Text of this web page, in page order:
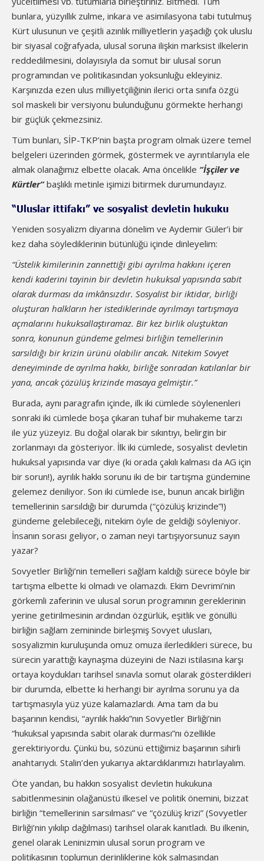
bunlara, yüzyıllık zulme, inkara ve asimilasyona tabi tutulmuş
Kürt ulusunun ve çeşitli azınlık milliyetlerin yaşadığı çok uluslu
bir siyasal coğrafyada, ulusal soruna ilişkin marksist ilkelerin
reddedilmesini, dolayısıyla da somut bir ulusal sorun
programından ve politikasından yoksunluğu ekleyiniz.
Karşınızda ezen ulus milliyetçiliğinin ilerici orta sınıfa özgü
sol maskeli bir versiyonu bulunduğunu görmekte herhangi
bir güçlük çekmezsiniz.
Tüm bunları, SİP-TKP’nin başta program olmak üzere temel
belgeleri üzerinden görmek, göstermek ve ayrıntılarıyla ele
almak olanağımız elbette olacak. Ama öncelikle “İşçiler ve
Kürtler”başlıklı metinle işimizi bitirmek durumundayız.
“Uluslar ittifakı” ve sosyalist devletin hukuku
Yeniden sosyalizm diyarına dönelim ve Aydemir Güler’i bir
kez daha söylediklerinin bütünlüğü içinde dinleyelim:
“Üstelik kimilerinin zannettiği gibi ayrılma hakkını içeren
kendi kaderini tayinin bir devletin hukuksal yapısında sabit
olarak durması da imkânsızdır. Sosyalist bir iktidar, birliği
oluşturan halkların her istediklerinde ayrılmayı tartışmaya
açmalarını hukuksallaştıramaz. Bir kez birlik oluştuktan
sonra, konunun gündeme gelmesi birliğin temellerinin
sarsıldığı bir krizin ürünü olabilir ancak. Nitekim Sovyet
deneyiminde de ayrılma hakkı, birliğe sonradan katılanlar bir
yana, ancak çözülüş krizinde masaya gelmiştir.”
Burada, aynı paragrafın içinde, ilk iki cümlede söylenenleri
sonraki iki cümlede boşa çıkaran tuhaf bir muhakeme tarzı
ile yüz yüzeyiz. Bu doğal olarak bir sıkıntıyı, belirgin bir
zorlanmayı da gösteriyor. İlk iki cümlede, sosyalist devletin
hukuksal yapısında var diye (ki orada çakılı kalması da AG için
bir sorun!), ayrılık hakkı sorunu iki de bir tartışma gündemine
gelemez deniliyor. Son iki cümlede ise, bunun ancak birliğin
temellerinin sarsıldığı bir durumda (“çözülüş krizinde”!)
gündeme gelebileceği, nitekim öyle de geldiği söyleniyor.
İnsanın sorası geliyor, o zaman neyi tartışıyorsunuz sayın
yazar?
Sovyetler Birliği’nin temelleri sağlam kaldığı sürece böyle bir
tartışma elbette ki olmadı ve olamazdı. Ekim Devrimi’nin
görkemli zaferinin ve ulusal sorun programının gereklerinin
yerine getirilmesinin ardından özgürlük, eşitlik ve gönüllü
birliğin sağlam zemininde birleşmiş Sovyet ulusları,
sosyalizmin kuruluşunda omuz omuza ilerledikleri sürece, bu
sürecin yarattığı kaynaşma düzeyini de Nazi istilasına karşı
ortaya koydukları tarihsel sınavla somut olarak gösterdikleri
bir durumda, elbette ki herhangi bir ayrılma sorunu ya da
tartışmasıyla yüz yüze kalamazlardı. Ama tam da bu
başarının kendisi, “ayrılık hakkı”nın Sovyetler Birliği’nin
“hukuksal yapısında sabit olarak durması”nı özellikle
gerektiriyordu. Çünkü bu, sözünü ettiğimiz başarının sihirli
anahtarıydı. Stalin’den yukarıya aktardıklarımızı hatırlayalım.
Öte yandan, bu hakkın sosyalist devletin hukukuna
sabitlenmesinin olağanüstü ilkesel ve politik önemini, bizzat
birliğin “temellerinin sarsılması” ve “çözülüş krizi” (Sovyetler
Birliği’nin yıkılıp dağılması) tarihsel olarak kanıtladı. Bu ilkenin,
genel olarak Leninizmin ulusal sorun program ve
politikasının toplumun derinliklerine kök salmasından